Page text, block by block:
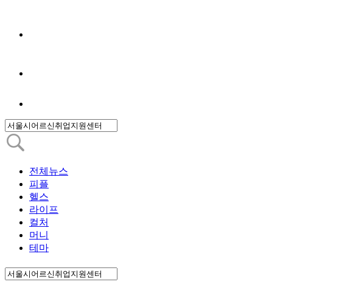
전체뉴스
피플
헬스
라이프
컬처
머니
테마